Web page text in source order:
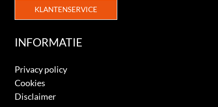
KLANTENSERVICE
INFORMATIE
Privacy policy
Cookies
Disclaimer